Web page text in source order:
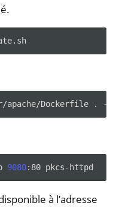
apache/Dockerfile . -t
9080:80
à l’adresse